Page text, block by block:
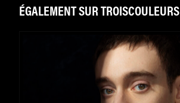
ÉGALEMENT SUR TROISCOULEURS